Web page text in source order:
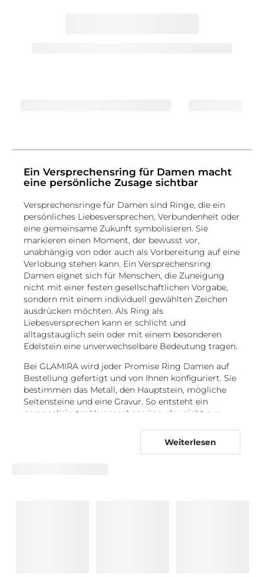
Ein Versprechensring für Damen macht
eine persönliche Zusage sichtbar
Versprechensringe für Damen sind Ringe, die ein
persönliches Liebesversprechen, Verbundenheit oder
eine gemeinsame Zukunft symbolisieren. Sie
markieren einen Moment, der bewusst vor,
unabhängig von oder auch als Vorbereitung auf eine
Verlobung stehen kann. Ein Versprechensring
Damen eignet sich für Menschen, die Zuneigung
nicht mit einer festen gesellschaftlichen Vorgabe,
sondern mit einem individuell gewählten Zeichen
ausdrücken möchten. Als Ring als
Liebesversprechen kann er schlicht und
alltagstauglich sein oder mit einem besonderen
Edelstein eine unverwechselbare Bedeutung tragen.
Bei GLAMIRA wird jeder Promise Ring Damen auf
Bestellung gefertigt und von Ihnen konfiguriert. Sie
bestimmen das Metall, den Hauptstein, mögliche
Seitensteine und eine Gravur. So entsteht ein
personalisierter Versprechensring, der nicht nur
auch Ihre gemeinsame Geschichte aufnimmt. Ob
zurückhaltender Silberton, warmes Gold oder ein
Weiterlesen